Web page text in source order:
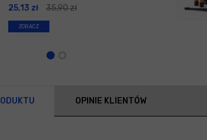
25,13 zł 35,90zł
ZOBACZ
OPINIE KLIENTÓW